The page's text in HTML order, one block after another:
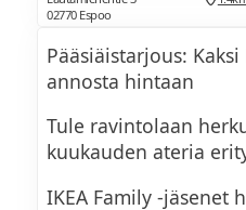
Yrttivoissa paistetut
kuorrutuksella (VL+G)
tomaattikastikkeessa
Jälkiruoka
granaattiomenalla
Värikäs juuressalaatti
Minttu-
jogurttikastikkeella
02770 Espoo
Pääsiäistarjous: Kaksi
annosta hintaan
Tule ravintolaan
kuukauden ateria
IKEA Family -jäsenet